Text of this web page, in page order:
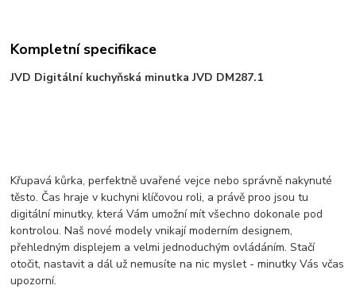
Kompletní specifikace
JVD Digitální kuchyňská minutka JVD DM287.1
Křupavá kůrka, perfektně uvařené vejce nebo správně nakynuté
těsto. Čas hraje v kuchyni klíčovou roli, a právě proo jsou tu
digitální minutky, která Vám umožní mít všechno dokonale pod
kontrolou. Naš nové modely vnikají moderním designem,
přehledným displejem a velmi jednoduchým ovládáním. Stačí
otočit, nastavit a dál už nemusíte na nic myslet - minutky Vás včas
upozorní.